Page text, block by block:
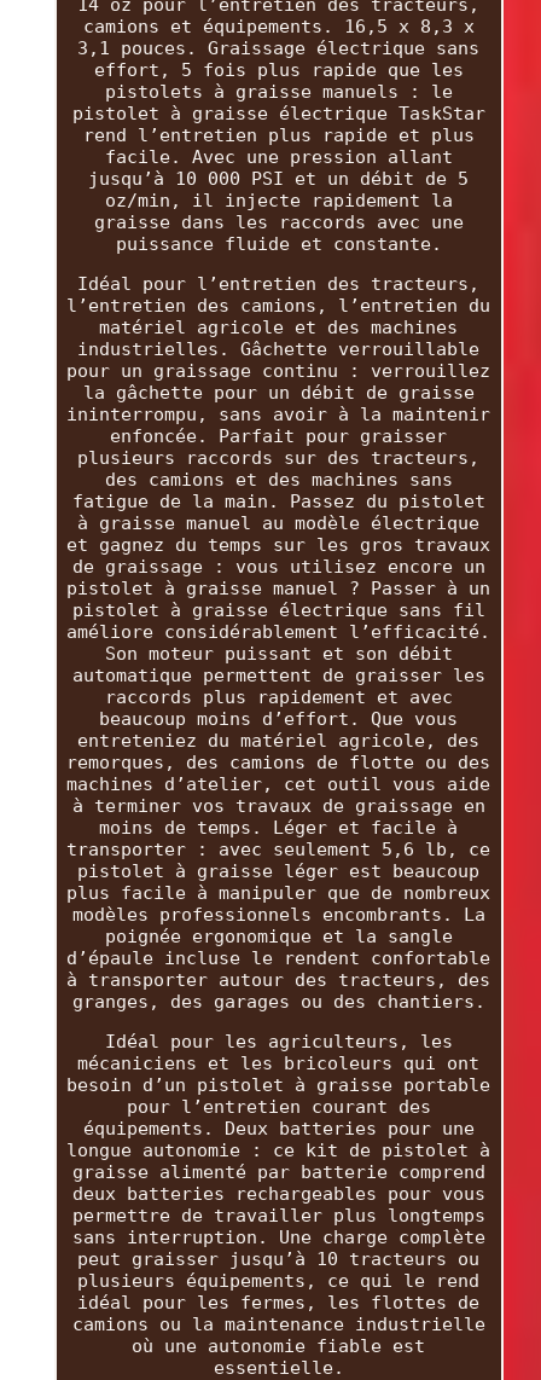
camions et équipements. 16,5 x 8,3 x
3,1 pouces. Graissage électrique sans
effort, 5 fois plus rapide que les
pistolets à graisse manuels : le
pistolet à graisse électrique TaskStar
rend l’entretien plus rapide et plus
facile. Avec une pression allant
jusqu’à 10 000 PSI et un débit de 5
oz/min, il injecte rapidement la
graisse dans les raccords avec une
puissance fluide et constante.
Idéal pour l’entretien des tracteurs,
l’entretien des camions, l’entretien du
matériel agricole et des machines
industrielles. Gâchette verrouillable
pour un graissage continu : verrouillez
la gâchette pour un débit de graisse
ininterrompu, sans avoir à la maintenir
enfoncée. Parfait pour graisser
plusieurs raccords sur des tracteurs,
des camions et des machines sans
fatigue de la main. Passez du pistolet
à graisse manuel au modèle électrique
et gagnez du temps sur les gros travaux
de graissage : vous utilisez encore un
pistolet à graisse manuel ? Passer à un
pistolet à graisse électrique sans fil
améliore considérablement l’efficacité.
Son moteur puissant et son débit
automatique permettent de graisser les
raccords plus rapidement et avec
beaucoup moins d’effort. Que vous
entreteniez du matériel agricole, des
remorques, des camions de flotte ou des
machines d’atelier, cet outil vous aide
à terminer vos travaux de graissage en
moins de temps. Léger et facile à
transporter : avec seulement 5,6 lb, ce
pistolet à graisse léger est beaucoup
plus facile à manipuler que de nombreux
modèles professionnels encombrants. La
poignée ergonomique et la sangle
d’épaule incluse le rendent confortable
à transporter autour des tracteurs, des
granges, des garages ou des chantiers.
Idéal pour les agriculteurs, les
mécaniciens et les bricoleurs qui ont
besoin d’un pistolet à graisse portable
pour l’entretien courant des
équipements. Deux batteries pour une
longue autonomie : ce kit de pistolet à
graisse alimenté par batterie comprend
deux batteries rechargeables pour vous
permettre de travailler plus longtemps
sans interruption. Une charge complète
peut graisser jusqu’à 10 tracteurs ou
plusieurs équipements, ce qui le rend
idéal pour les fermes, les flottes de
camions ou la maintenance industrielle
où une autonomie fiable est
essentielle.